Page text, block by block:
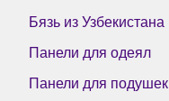
Бязь из Узбекистана
Панели для одеял
Панели для подушек